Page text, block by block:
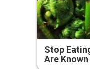
Stop
Are